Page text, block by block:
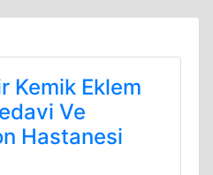
Kemik Eklem
Ve
Hastanesi